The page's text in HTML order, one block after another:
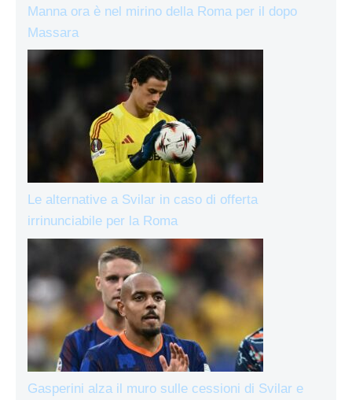
Manna ora è nel mirino della Roma per il dopo
Massara
Le alternative a Svilar in caso di offerta
irrinunciabile per la Roma
Gasperini alza il muro sulle cessioni di Svilar e